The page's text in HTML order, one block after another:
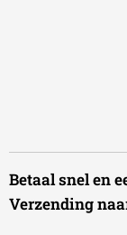
Betaal
Verzending